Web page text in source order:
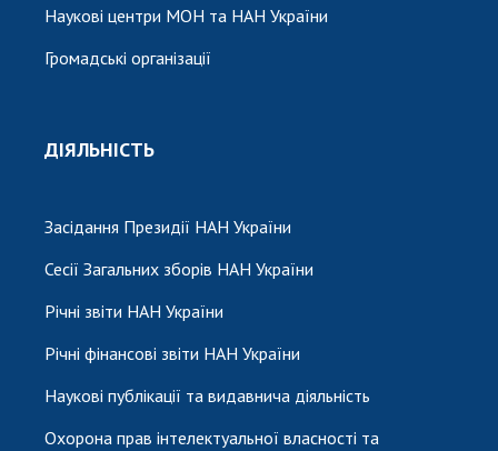
Наукові центри МОН та НАН України
Громадські організації
ДІЯЛЬНІСТЬ
Засідання Президії НАН України
Сесії Загальних зборів НАН України
Річні звіти НАН України
Річні фінансові звіти НАН України
Наукові публікації та видавнича діяльність
Охорона прав інтелектуальної власності та